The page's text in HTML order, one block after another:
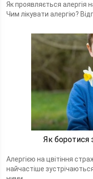
Як проявляється
Чим лікувати алергію?
Як боротися
Алергією на цвітіння
найчастіше